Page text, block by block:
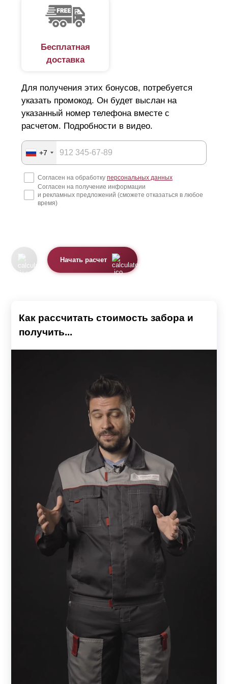
впишется в общий ландшафт участка, обеспечит его
безопасность?
Увы, на рынке есть немало недобросовестных
компаний. Наобещают "Золотые горы", и технично
по строительству сорваны и все планы нарушены. Как
подобрать идеальный вариант люксового ограждения и
не попасть в руки мошенников, читайте далее.
Подготовка к строительству забора
Начнем с того, что покупка и установка забора для дачи
или для загородного дома, крайне затратная статья
расходов. Поэтому еще на этапе составления дизайн-
конструкции, также учесть особенности рельефа участка
и характеристики грунта. Так как от этого напрямую
если дом находится в центральных частях города,
транспорта. К тому же, высокая конструкция станет
гарантом вашей безопасности и преградит путь ворам.
Перед строительством следует учитывать размеры
участка и дома. Они должны друг другу соответствовать.
Например, не очень красиво смотрится двухметровый
забор, который находится рядом с одноэтажным домом.
Чтобы добиться гармонии, необходимо подобрать
вариант на 1-1,5 метра. Если же ваш дом состоит из
нескольких этажей, то и забор должен быть значительно
Также важно обратить внимание на характер участка.
Если он расположен на местности с большим
перепадом высот или посреди холмов, то установка
конструкции значительно осложнится (увеличивается
бюджет). В этом случае можно выбрать более простой и
доступный вариант, который не потребует
дополнительных вложений.
Крайне важно, чтобы фасад коттеджа и лицевая часть
конструкции дополняли друг друга, создавая эффект
единой конструкции. А достигается он благодаря
Бесплатная
доставка
Для получения этих бонусов, потребуется
указать промокод. Он будет выслан на
указанный номер телефона вместе с
расчетом. Подробности в видео.
+7
Согласен на обработку персональных данных
Согласен на получение информации
и рекламных предложений (сможете отказаться в любое
время)
Начать расчет
Как рассчитать стоимость забора и
получить...